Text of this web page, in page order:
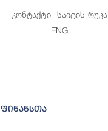
კონტაქტი
საიტის რუკა
ENG